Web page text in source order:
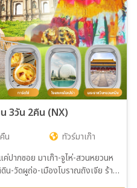
18 ก.ย. 69 - 20 ก.ย. 69
20 ก.ย. 69 - 22 ก.ย. 69
22 ก.ย. 69 - 24 ก.ย. 69
13 ต.ค. 69 - 15 ต.ค. 69
15 ต.ค. 69 - 17 ต.ค. 69
17 ต.ค. 69 - 19 ต.ค. 69
19 ต.ค. 69 - 21 ต.ค. 69
26 ต.ค. 69 - 28 ต.ค. 69
28 ต.ค. 69 - 30 ต.ค. 69
01 พ.ย. 69 - 03 พ.ย. 69
03 พ.ย. 69 - 05 พ.ย. 69
05 พ.ย. 69 - 07 พ.ย. 69
น 3วัน 2คืน (NX)
น
ทัวร์มาเก๊า
ไห่-สวนหยวนห
น-วัดผูถ่อ-เมืองโบราณถังเจีย ร้าน